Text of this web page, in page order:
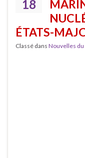
18
ÉTATS-
Classé dans Nouvelles